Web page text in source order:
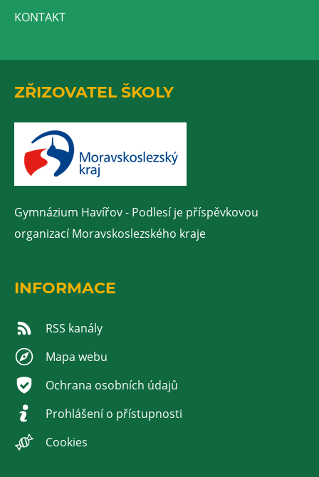
KONTAKT
ZŘIZOVATEL ŠKOLY
Gymnázium Havířov - Podlesí je příspěvkovou
organizací Moravskoslezského kraje
INFORMACE
RSS kanály
Mapa webu
Ochrana osobních údajů
Prohlášení o přístupnosti
Cookies